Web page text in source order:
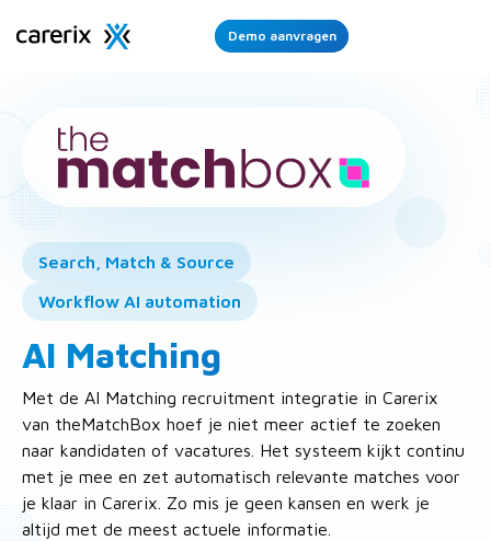
Demo aanvragen
Search, Match & Source
Workflow AI automation
AI Matching
Met de AI Matching recruitment integratie in Carerix
van theMatchBox hoef je niet meer actief te zoeken
naar kandidaten of vacatures. Het systeem kijkt continu
met je mee en zet automatisch relevante matches voor
je klaar in Carerix. Zo mis je geen kansen en werk je
altijd met de meest actuele informatie.